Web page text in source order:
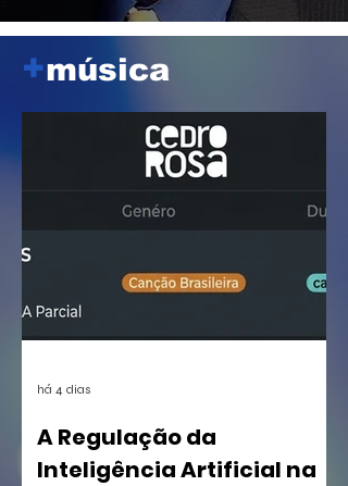
+música
A Regulação da
Inteligência Artificial na
há 4 dias